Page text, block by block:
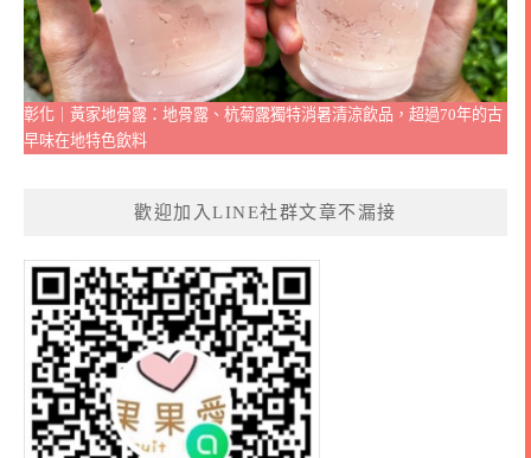
彰化｜黃家地骨露：地骨露、杭菊露獨特消暑清涼飲品，超過70年的古
早味在地特色飲料
歡迎加入LINE社群文章不漏接